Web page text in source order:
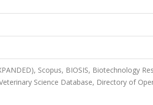
Scopus, BIOSIS, Biotechnology
Science Database, Directory of